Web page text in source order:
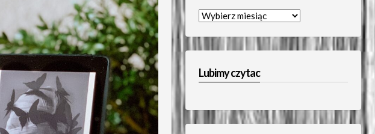
Archiwum…
Lubimy czytac